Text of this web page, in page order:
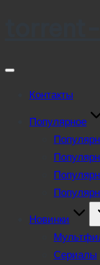
Контакты
Популярное
Новинки
Сериалы